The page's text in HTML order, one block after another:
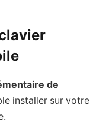
de
installer sur votre